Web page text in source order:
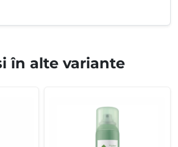
în alte variante